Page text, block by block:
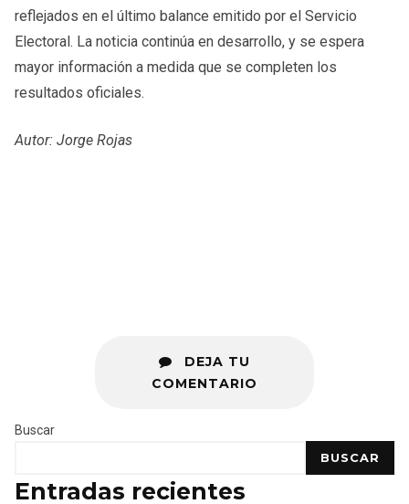
reflejados en el último balance emitido por el Servicio
Electoral. La noticia continúa en desarrollo, y se espera
mayor información a medida que se completen los
resultados oficiales.
Autor: Jorge Rojas
DEJA TU
COMENTARIO
Buscar
BUSCAR
Entradas recientes